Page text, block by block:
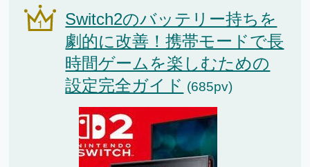
Switch2のバッテリー持ちを
劇的に改善！携帯モードで長
時間ゲームを楽しむための
設定完全ガイド (685pv)